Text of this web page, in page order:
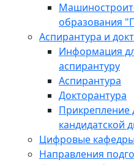
образования
Аспирантура и
Информация
аспирантуру
Аспирантура
Докторантура
Прикрепление
кандидатской
Цифровые кафедры
Направления